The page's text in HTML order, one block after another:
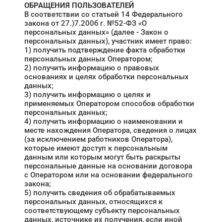
ОБРАЩЕНИЯ ПОЛЬЗОВАТЕЛЕЙ
В соответствии со статьей 14 Федерального
закона от 27.)7.200б г. №52-ФЗ «О
персональных данных» (далее - Закон о
персональных данных), участник имеет право:
1) получить подтверждение факта обработки
персональных данных Оператором;
2) получить информацию о правовых
основаниях и целях обработки персональных
данных;
3) получить информацию о целях и
применяемых Оператором способов обработки
персональных данных;
4) получить информацию о наименовании и
месте нахождения Оператора, сведения о лицах
(за исключением работников Оператора),
которые имеют доступ к персональным
данным или которым могут быть раскрыты
персональные данные на основании договора
с Оператором или на основании федерального
закона;
5) получить сведения об обрабатываемых
персональных данных, относящихся к
соответствующему субъекту персональных
данных, источнике их получения, если иной